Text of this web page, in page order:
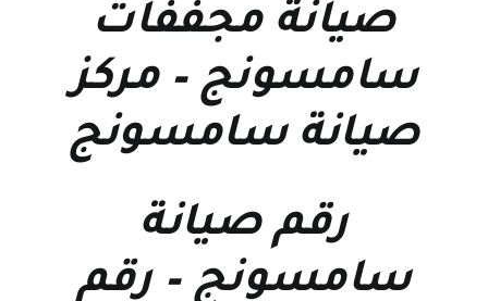
صيانة مجففات
سامسونج –مركز
صيانة سامسونج
رقم صيانة
سامسونج –رقم